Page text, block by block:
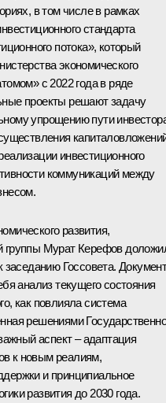
в том числе в рамках
стандарта
потока», который
экономического
с 2022 года в ряде
проекты решают задачу
упрощению пути
инвестиционного
коммуникаций между
развития,
группы Мурат Керефов
заседанию Госсовета.
анализ текущего состояния
как повлияла система
решениями
аспект – адаптация
к новым реалиям,
и принципиальное
развития до 2030 года.